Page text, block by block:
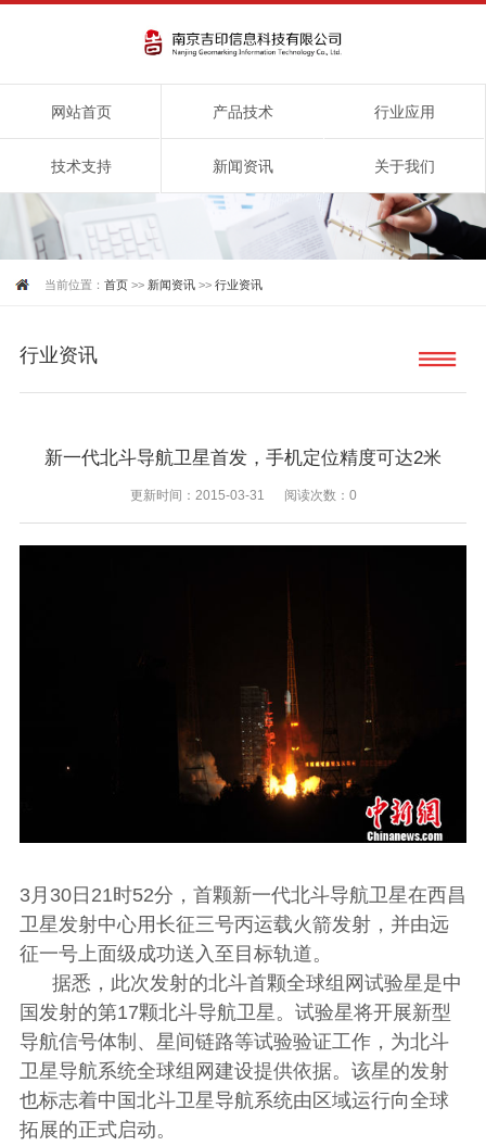
网站首页 产品技术 行业应用
技术支持 新闻资讯 关于我们
当前位置：首页 >> 新闻资讯 >>行业资讯
行业资讯
新一代北斗导航卫星首发，手机定位精度可达2米
更新时间：2015-03-31 阅读次数：0
3月30日21时52分，首颗新一代北斗导航卫星在西昌
卫星发射中心用长征三号丙运载火箭发射，并由远
征一号上面级成功送入至目标轨道。
据悉，此次发射的北斗首颗全球组网试验星是中
国发射的第17颗北斗导航卫星。试验星将开展新型
导航信号体制、星间链路等试验验证工作，为北斗
卫星导航系统全球组网建设提供依据。该星的发射
也标志着中国北斗卫星导航系统由区域运行向全球
拓展的正式启动。